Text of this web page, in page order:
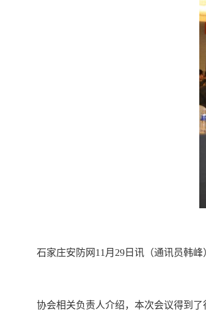
石家庄安防网 11月29日讯（通讯员韩
协会相关负责人介绍，本次会议得到